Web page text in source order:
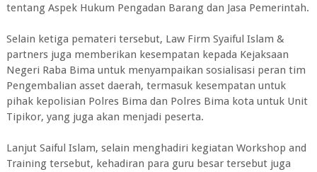
tentang Aspek Hukum Pengadan Barang dan Jasa Pemerintah.
Selain ketiga pemateri tersebut, Law Firm Syaiful Islam &
partners juga memberikan kesempatan kepada Kejaksaan
Negeri Raba Bima untuk menyampaikan sosialisasi peran tim
Pengembalian asset daerah, termasuk kesempatan untuk
pihak kepolisian Polres Bima dan Polres Bima kota untuk Unit
Tipikor, yang juga akan menjadi peserta.
Lanjut Saiful Islam, selain menghadiri kegiatan Workshop and
Training tersebut, kehadiran para guru besar tersebut juga